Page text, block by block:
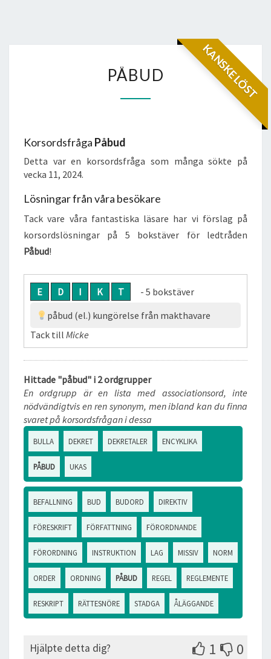
KANSKE LÖST
PÅBUD
Korsordsfråga Påbud
Detta var en korsordsfråga som många sökte på
vecka 11, 2024.
Lösningar från våra besökare
Tack vare våra fantastiska läsare har vi förslag på
korsordslösningar på 5 bokstäver för ledtråden
Påbud!
E D I K T
- 5 bokstäver
påbud (el.) kungörelse från makthavare
Tack till Micke
Hittade "påbud" i 2 ordgrupper
En ordgrupp är en lista med associationsord, inte
nödvändigtvis en ren synonym, men ibland kan du finna
svaret på korsordsfrågan i dessa
BULLA DEKRET DEKRETALER ENCYKLIKA
PÅBUD UKAS
BEFALLNING BUD BUDORD DIREKTIV
FÖRESKRIFT FÖRFATTNING FÖRORDNANDE
FÖRORDNING INSTRUKTION LAG MISSIV NORM
ORDER ORDNING PÅBUD REGEL REGLEMENTE
RESKRIPT RÄTTESNÖRE STADGA ÅLÄGGANDE
Hjälpte detta dig? 1 0